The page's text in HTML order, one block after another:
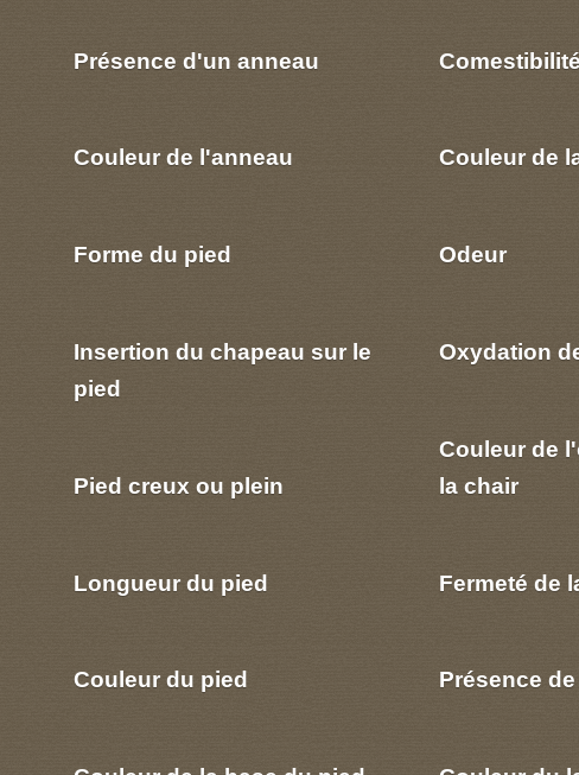
Présence d'un anneau
Couleur de l'anneau
Forme du pied
Insertion du chapeau sur le
pied
Pied creux ou plein
Longueur du pied
Couleur du pied
Comestibilité
Couleur de
Odeur
Oxydation
Couleur de
la chair
Fermeté de
Présence